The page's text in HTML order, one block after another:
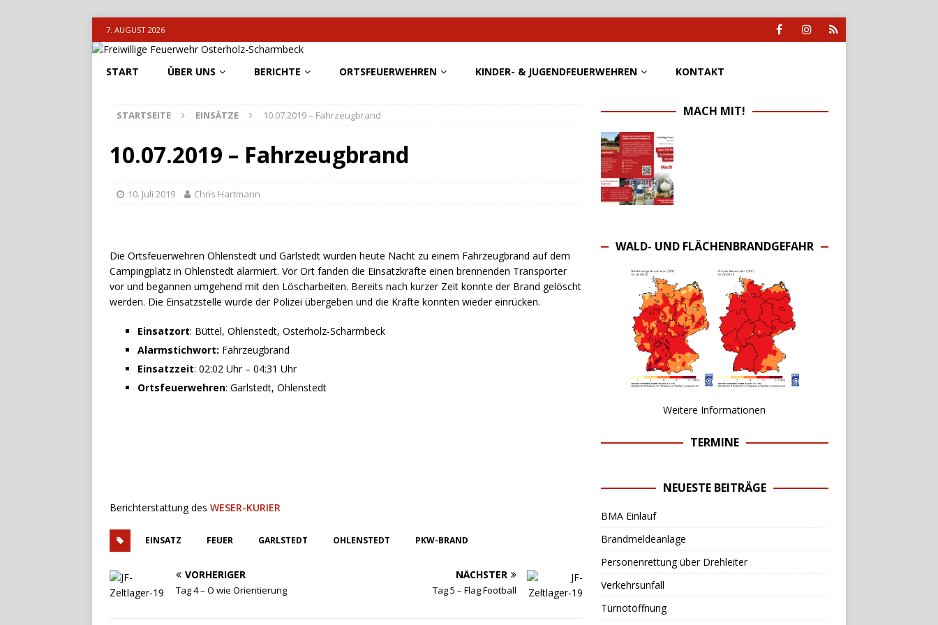
7. AUGUST 2026
START ÜBER UNS BERICHTE ORTSFEUERWEHREN KINDER- & JUGENDFEUERWEHREN KONTAKT
STARTSEITE EINSÄTZE 10.07.2019 – Fahrzeugbrand
10.07.2019 – Fahrzeugbrand
10. Juli 2019 Chris Hartmann
Die Ortsfeuerwehren Ohlenstedt und Garlstedt wurden heute Nacht zu einem Fahrzeugbrand auf dem
Campingplatz in Ohlenstedt alarmiert. Vor Ort fanden die Einsatzkräfte einen brennenden Transporter
vor und begannen umgehend mit den Löscharbeiten. Bereits nach kurzer Zeit konnte der Brand gelöscht
werden. Die Einsatzstelle wurde der Polizei übergeben und die Kräfte konnten wieder einrücken.
Einsatzort: Büttel, Ohlenstedt, Osterholz-Scharmbeck
Alarmstichwort: Fahrzeugbrand
Einsatzzeit: 02:02 Uhr – 04:31 Uhr
Ortsfeuerwehren: Garlstedt, Ohlenstedt
Berichterstattung des WESER-KURIER
EINSATZ FEUER GARLSTEDT OHLENSTEDT PKW-BRAND
VORHERIGER
Tag 4 – O wie Orientierung
NÄCHSTER
Tag 5 – Flag Football
MACH MIT!
WALD- UND FLÄCHENBRANDGEFAHR
Weitere Informationen
TERMINE
NEUESTE BEITRÄGE
BMA Einlauf
Brandmeldeanlage
Personenrettung über Drehleiter
Verkehrsunfall
Türnotöffnung